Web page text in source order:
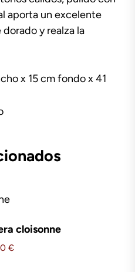
aporta un excelente
y realza la
x 15 cm fondo x 41
cloisonne
€